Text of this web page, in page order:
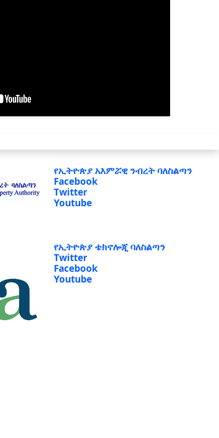
የኢትዮጵያ አእምሯዊ ንብረት ባለስልጣን
Facebook
Twitter
Youtube
የኢትዮጵያ ቴክኖሎጂ ባለስልጣን
Twitter
Facebook
Youtube